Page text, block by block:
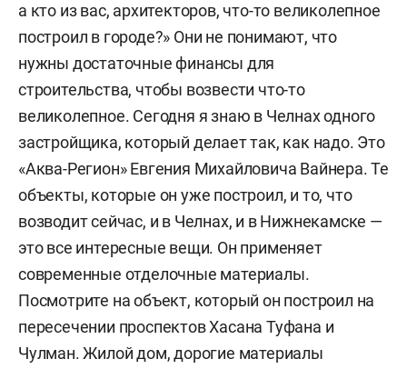
а кто из вас, архитекторов, что-то великолепное
построил в городе?» Они не понимают, что
нужны достаточные финансы для
строительства, чтобы возвести что-то
великолепное. Сегодня я знаю в Челнах одного
застройщика, который делает так, как надо. Это
«Аква-Регион» Евгения Михайловича Вайнера. Те
объекты, которые он уже построил, и то, что
возводит сейчас, и в Челнах, и в Нижнекамске —
это все интересные вещи. Он применяет
современные отделочные материалы.
Посмотрите на объект, который он построил на
пересечении проспектов Хасана Туфана и
Чулман. Жилой дом, дорогие материалы